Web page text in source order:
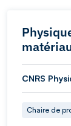
CNRS
Chaire de